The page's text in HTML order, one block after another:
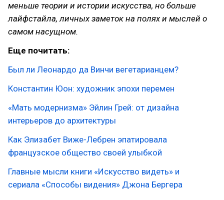
меньше теории и истории искусства, но больше
лайфстайла, личных заметок на полях и мыслей о
самом насущном.
Еще почитать:
Был ли Леонардо да Винчи вегетарианцем?
Константин Юон: художник эпохи перемен
«Мать модернизма» Эйлин Грей: от дизайна
интерьеров до архитектуры
Как Элизабет Виже-Лебрен эпатировала
французское общество своей улыбкой
Главные мысли книги «Искусство видеть» и
сериала «Способы видения» Джона Бергера